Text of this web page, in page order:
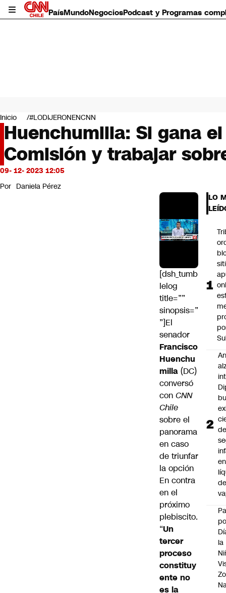
PaísMundoNegociosPodcast y Programas
Mundo
Negocios
Deportes
Programas completos
Cultura
Servicios
Bits
CNN Data
Inicio #LODIJERONENCNN
Huenchumilla: Si gana
Comisión y trabajar
09- 12- 2023 12:05
Por Daniela Pérez
[dsh_tumb
lelog
title=””
sinopsis=”
”]El
senador
Francisco
Huenchu
milla (DC)
conversó
con CNN
Chile
sobre el
panorama
en caso
de triunfar
la opción
En contra
en el
próximo
plebiscito.
“Un
tercer
proceso
constituy
ente no
es la
LO
de
en
de
la